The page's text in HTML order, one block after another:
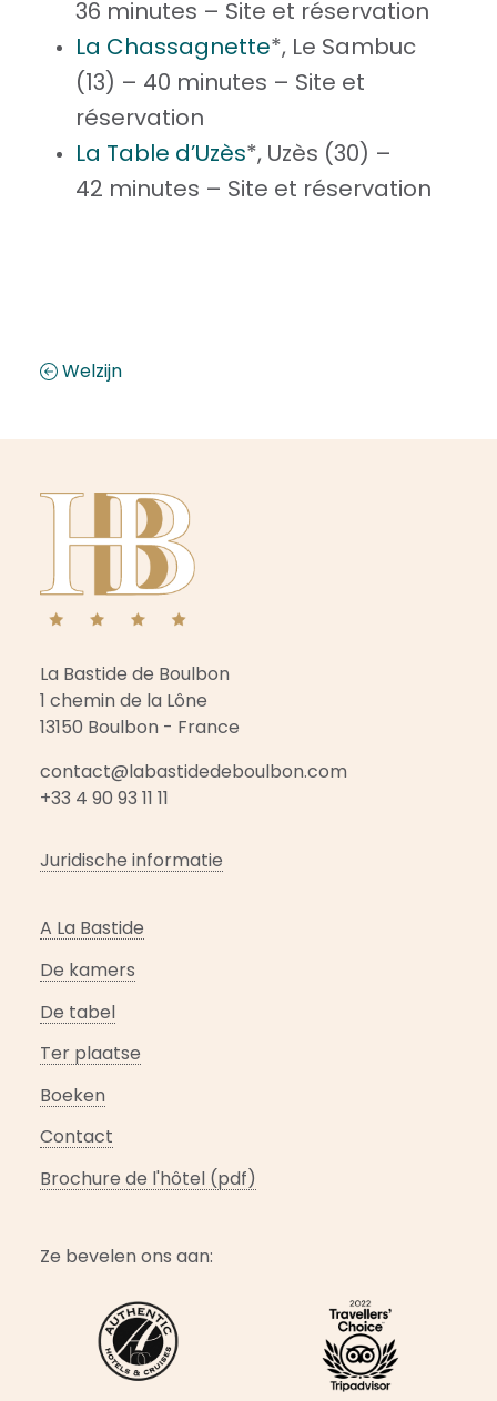
36 minutes – Site et réservation
La Chassagnette*, Le Sambuc
(13) – 40 minutes – Site et
réservation
La Table d’Uzès*, Uzès (30) –
42 minutes – Site et réservation
Welzijn
La Bastide de Boulbon
1 chemin de la Lône
13150 Boulbon - France
contact@labastidedeboulbon.com
+33 4 90 93 11 11
Juridische informatie
A La Bastide
De kamers
De tabel
Ter plaatse
Boeken
Contact
Brochure de l'hôtel (pdf)
Ze bevelen ons aan: